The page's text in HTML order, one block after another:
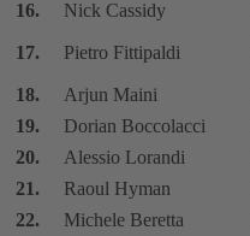
16.
Nick Cassidy
17. Pietro Fittipaldi
18. Arjun Maini
19.
Dorian Boccolacci
20.
Alessio Lorandi
21.
Raoul Hyman
22.
Michele Beretta